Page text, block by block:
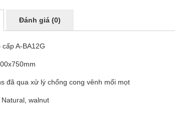
Đánh giá (0)
cấp A-BA12G
đã qua xử lý chống cong vênh mối mọt
walnut